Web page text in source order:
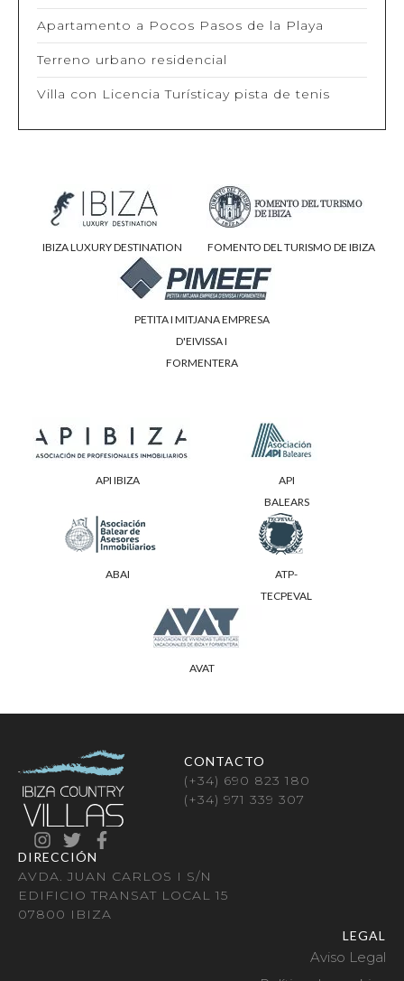
Apartamento a Pocos Pasos de la Playa
Terreno urbano residencial
Villa con Licencia Turísticay pista de tenis
IBIZA LUXURY DESTINATION FOMENTO DEL TURISMO DE IBIZA
PETITA I MITJANA EMPRESA
D'EIVISSA I
FORMENTERA
API IBIZA
API
BALEARS
ABAI
ATP-
TECPEVAL
AVAT
CONTACTO
(+34) 690 823 180
(+34) 971 339 307
DIRECCIÓN
AVDA. JUAN CARLOS I S/N
EDIFICIO TRANSAT LOCAL 15
07800 IBIZA
LEGAL
Aviso Legal